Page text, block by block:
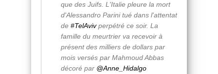
que des Juifs. L'Italie pleure la mort
d'Alessandro Parini tué dans l'attentat
de #TelAvivperpétré ce soir. La
famille du meurtrier va recevoir à
présent des milliers de dollars par
mois versés par Mahmoud Abbas
décoré par @Anne_Hidalgo